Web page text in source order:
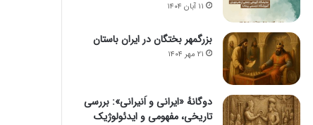
۱۱ آبان ۱۴۰۴
بزرگمهر بختگان در ایران باستان
۲۱ مهر ۱۴۰۴
دوگانهٔ «ایرانی و اَنیرانی»: بررسی
تاریخی، مفهومی و ایدئولوژیک